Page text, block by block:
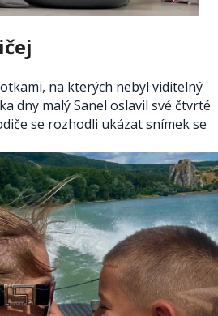
na kterých nebyl viditelný
dny malý Sanel oslavil své čtvrté
se rozhodli ukázat snímek se